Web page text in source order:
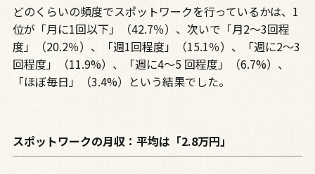
どのくらいの頻度でスポットワークを行っているかは、1
位が「月に1回以下」（42.7％）、次いで「月2～3回程
度」（20.2％）、「週1回程度」（15.1％）、「週に2～3
回程度」（11.9%）、「週に4～5 回程度」（6.7%）、
「ほぼ毎日」（3.4%）という結果でした。
スポットワークの月収：平均は「2.8万円」